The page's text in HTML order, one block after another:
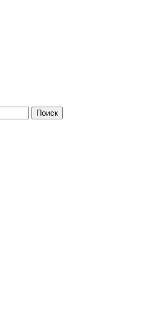
Поиск